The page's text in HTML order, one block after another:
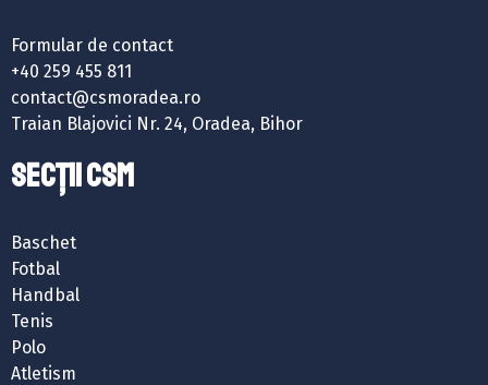
Formular de contact
+40 259 455 811
contact@csmoradea.ro
Traian Blajovici Nr. 24, Oradea, Bihor
SECȚII CSM
Baschet
Fotbal
Handbal
Tenis
Polo
Atletism